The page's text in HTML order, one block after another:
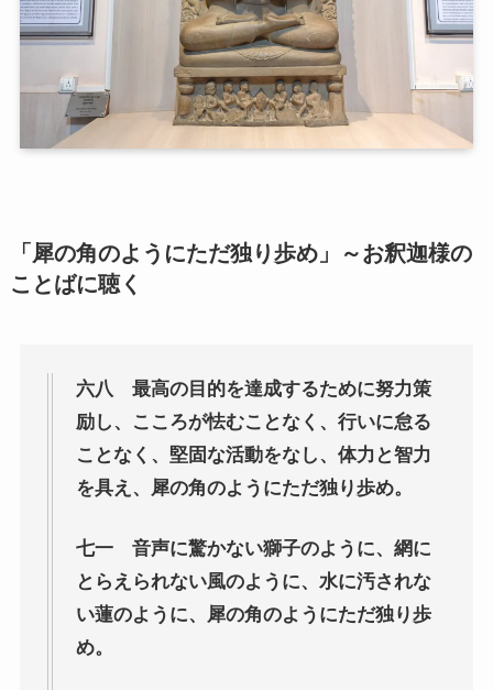
第二次インド遠征～インド中南部の遺跡を訪ねて
仏教聖地スリランカ紀行
第三次インド遠征～ブッダゆかりの地を巡る旅
プロフィール
お知らせ
僧侶の日記
インドにおける仏教
「犀の角のようにただ独り歩め」～お釈迦様の
ことばに聴く
六八 最高の目的を達成するために努力策
励し、こころが怯むことなく、行いに怠る
ことなく、堅固な活動をなし、体力と智力
を具え、犀の角のようにただ独り歩め。
七一 音声に驚かない獅子のように、網に
とらえられない風のように、水に汚されな
い蓮のように、犀の角のようにただ独り歩
め。